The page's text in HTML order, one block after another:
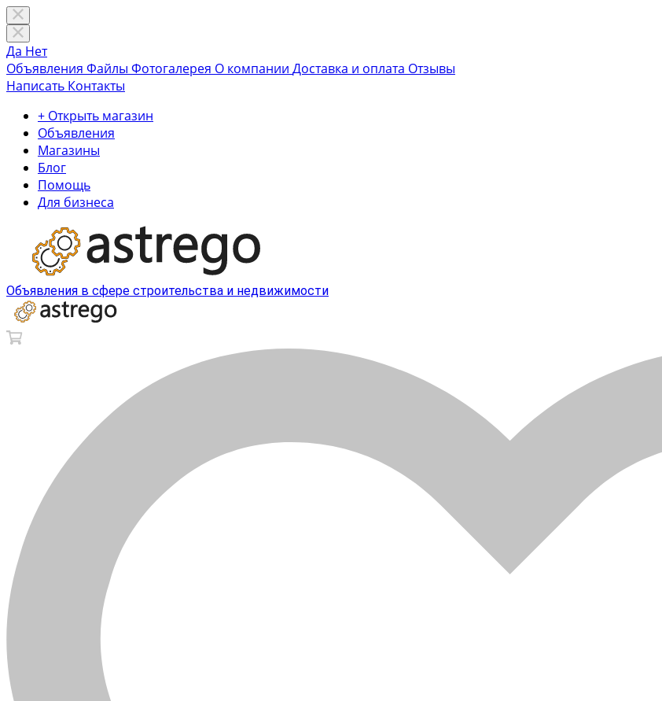
Да Нет
Объявления Файлы Фотогалерея О компании Доставка и оплата Отзывы
Написать Контакты
+ Открыть магазин
Объявления
Магазины
Блог
Помощь
Для бизнеса
Объявления в сфере строительства и недвижимости